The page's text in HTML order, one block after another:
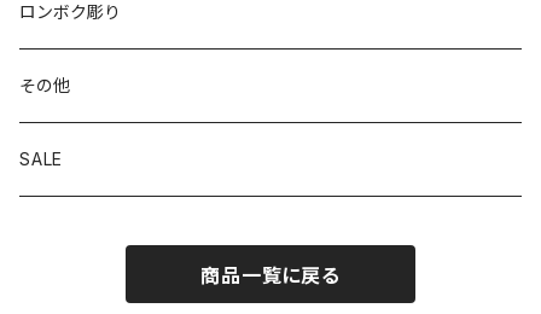
ロンボク彫り
その他
SALE
商品一覧に戻る